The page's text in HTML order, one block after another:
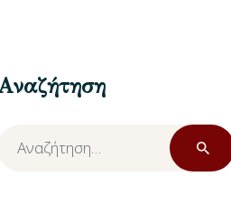
Αναζήτηση
για: